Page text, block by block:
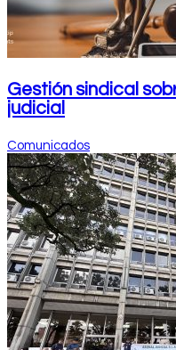
Gestión sindical
judicial
Comunicados